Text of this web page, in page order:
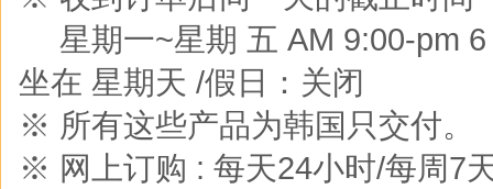
※星期一~星期 五 AM 9:00-pm
坐在 星期天 /假日：关闭
※ 所有这些产品为韩国只交付。
※ 网上订购 : 每天24小时/每周7